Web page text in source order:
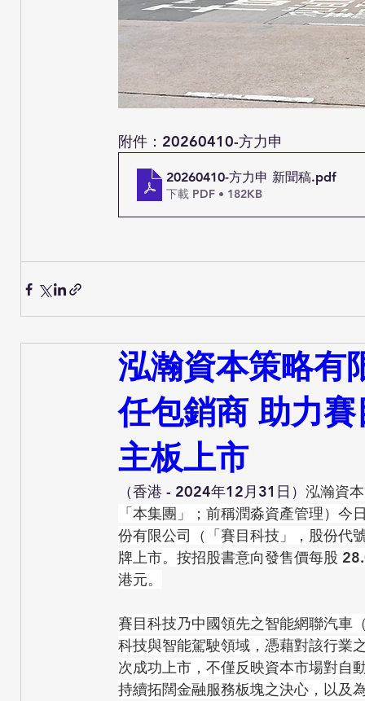
附件： 20260410-方力申
20260410-方力申 新聞稿.pdf
下載 PDF • 182KB
泓瀚資本策略有
任包銷商 助力
主板上市
（香港 - 2024年12月31日） 泓瀚資
「本集團」；前稱潤淼資產管理）
份有限公司（「賽目科技」，股份代
牌上市。按招股書意向發售價每股
港元。
賽目科技乃中國領先之智能網聯汽車
科技與智能駕駛領域，憑藉對該行業
次成功上市，不僅反映資本市場對自
持續拓闊金融服務板塊之決心，以及